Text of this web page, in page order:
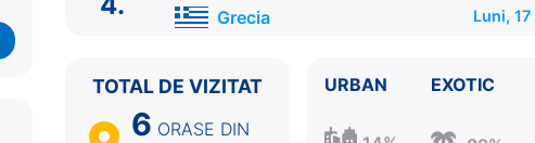
Mykonos Grecia 18:00 - 23:00
3. Heraklion, Creta Grecia
7:00 - 12:00
3. Santorini Grecia
Grecia
Luni,
TOTAL DE VIZITAT
6 ORASE DIN
URBAN EXOTIC